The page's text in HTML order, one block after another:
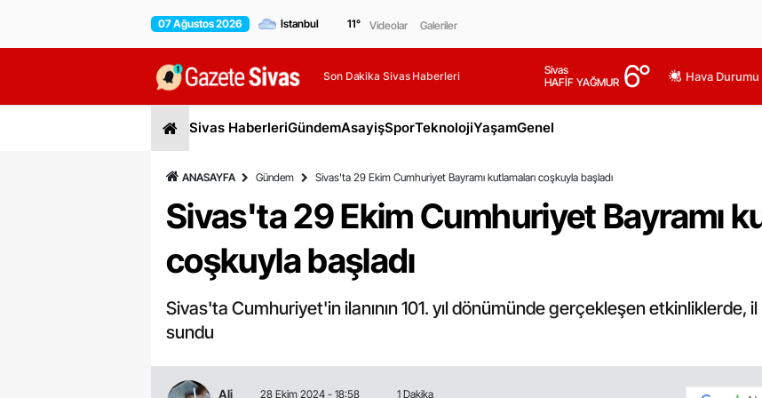
07 Ağustos 2026 11° Videolar Galeriler
Son Dakika Sivas Haberleri
Sivas
HAFİF YAĞMUR 6° Hava Durumu
Sivas HaberleriGündemAsayişSporTeknolojiYaşamGenel
ANASAYFA Gündem Sivas'ta 29 Ekim Cumhuriyet Bayramı kutlamaları coşkuyla başladı
Sivas'ta 29 Ekim Cumhuriyet Bayramı
coşkuyla başladı
Sivas'ta Cumhuriyet'in ilanının 101. yıl dönümünde gerçekleşen etkinliklerde,
sundu
Ali
28 Ekim 2024 - 18:58
1 Dakika